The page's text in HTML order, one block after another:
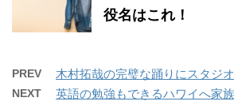
役名はこれ！
PREV 木村拓哉の完璧な踊りにスタジオ
NEXT
英語の勉強もできるハワイへ家